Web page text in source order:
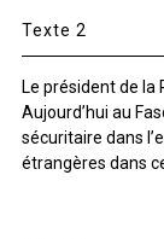
Texte 2
Le président de la
Aujourd’hui au
sécuritaire dans
étrangères dans